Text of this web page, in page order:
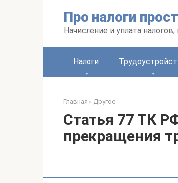
Про налоги
Начисление и уплата
Налоги
Главная » Другое
Статья 77 ТК
прекращения